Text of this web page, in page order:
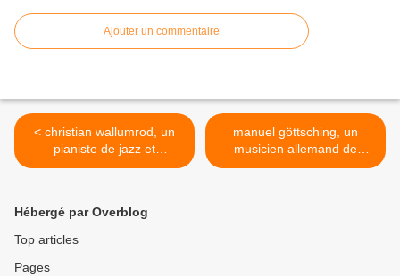
Ajouter un commentaire
< christian wallumrod, un
pianiste de jazz et
compositeur norvégien qui
györgy kurtag
manuel göttsching, un
musicien allemand de
musique électronique et
Hébergé par Overblog
Top articles
Pages